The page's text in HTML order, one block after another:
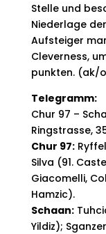
Stelle und
Niederlage
Aufsteiger
Cleverness,
punkten. (ak/
Telegramm:
Chur 97 –
Ringstrasse,
Chur 97:
Silva (91.
Giacomelli,
Hamzic).
Schaan:
Yildiz);